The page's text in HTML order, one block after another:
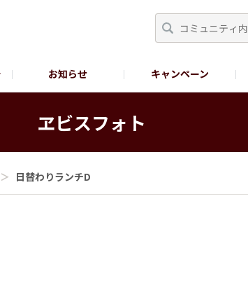
お知らせ キャンペーン
ヱビスフォト
＞ 日替わりランチD